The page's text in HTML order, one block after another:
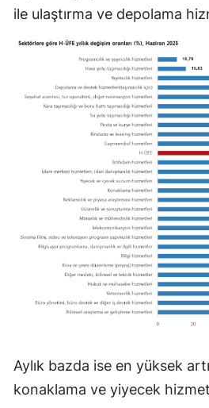
ile ulaştırma ve depolama
Aylık bazda ise en yüksek
konaklama ve yiyecek